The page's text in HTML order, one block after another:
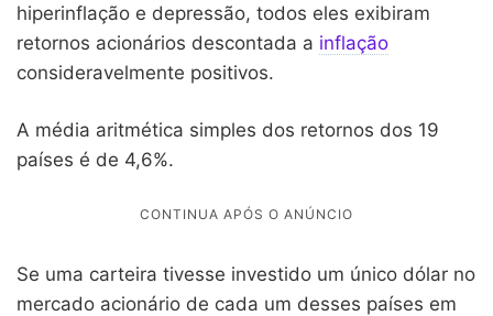
hiperinflação e depressão, todos eles exibiram
retornos acionários descontada a inflação
consideravelmente positivos.
A média aritmética simples dos retornos dos 19
países é de 4,6%.
Se uma carteira tivesse investido um único dólar no
mercado acionário de cada um desses países em